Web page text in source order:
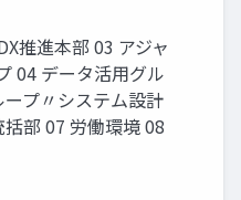
推進本部 03 アジャ
04 データ活用グル
プ〃システム設計
部 07 労働環境 08